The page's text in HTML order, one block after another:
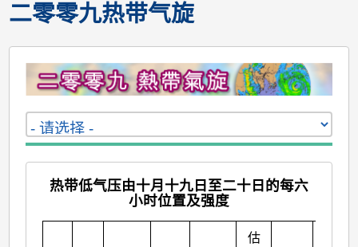
二零零九热带气旋
热带低气压由十月十九日至二十日的每六
小时位置及强度
估